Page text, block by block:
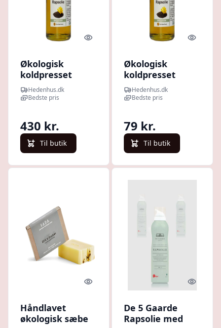
Quick look
Økologisk
koldpresset
rapsolie 5 liter til
hud- og hårpleje
omega-6, let
absorberende
Hedenhus.dk
Bedste pris
430 kr.
Til butik
Quick
Økologisk
koldpresset
rapsolie 500 ml
til hudpleje og
omega-6,
uraffineret -
Hedenhus
Hedenhus.dk
Bedste pris
79 kr.
Til butik
Quick look
Håndlavet
økologisk sæbe
Quick
De 5 Gaarde
Rapsolie med